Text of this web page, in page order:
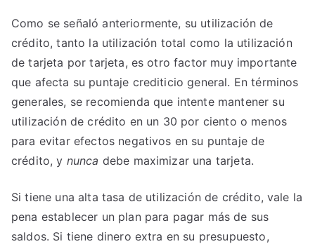
Como se señaló anteriormente, su utilización de
crédito, tanto la utilización total como la utilización
de tarjeta por tarjeta, es otro factor muy importante
que afecta su puntaje crediticio general. En términos
generales, se recomienda que intente mantener su
utilización de crédito en un 30 por ciento o menos
para evitar efectos negativos en su puntaje de
crédito, y nunca debe maximizar una tarjeta.
Si tiene una alta tasa de utilización de crédito, vale la
pena establecer un plan para pagar más de sus
saldos. Si tiene dinero extra en su presupuesto,